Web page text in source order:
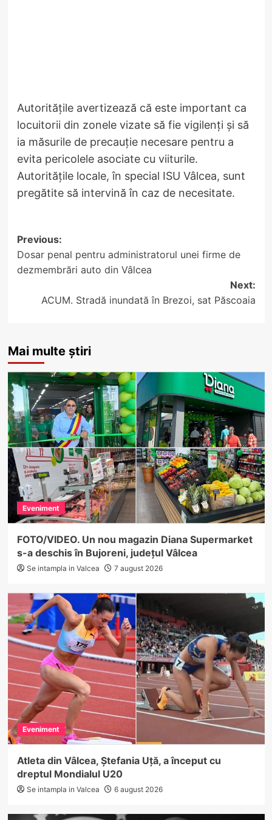
Autoritățile avertizează că este important ca
locuitorii din zonele vizate să fie vigilenți și să
ia măsurile de precauție necesare pentru a
evita pericolele asociate cu viiturile.
Autoritățile locale, în special ISU Vâlcea, sunt
pregătite să intervină în caz de necesitate.
Post
navigation
Previous:
Dosar penal pentru administratorul unei firme de
dezmembrări auto din Vâlcea
Next:
ACUM. Stradă inundată în Brezoi, sat Păscoaia
Mai multe știri
Eveniment
FOTO/VIDEO. Un nou magazin Diana Supermarket
s-a deschis în Bujoreni, județul Vâlcea
Se intampla in Valcea 7 august 2026
Eveniment
Atleta din Vâlcea, Ștefania Uță, a început cu
dreptul Mondialul U20
Se intampla in Valcea 6 august 2026